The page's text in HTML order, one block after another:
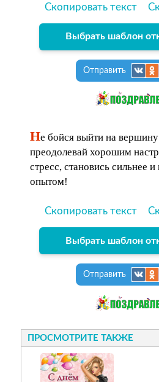
Скопировать текст
Выбрать шаблон
Отправить
Не бойся выйти на
преодолевай хорошим
стресс, становись сильнее
опытом!
Скопировать текст
Выбрать шаблон
Отправить
ПРОСМОТРИТЕ ТАКЖЕ